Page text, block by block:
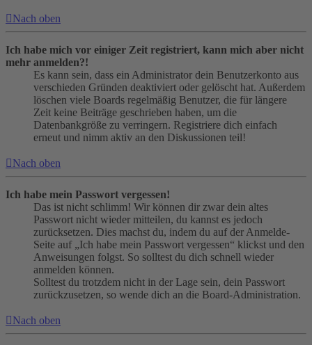
Nach oben
Ich habe mich vor einiger Zeit registriert, kann mich aber nicht
mehr anmelden?!
Es kann sein, dass ein Administrator dein Benutzerkonto aus
verschieden Gründen deaktiviert oder gelöscht hat. Außerdem
löschen viele Boards regelmäßig Benutzer, die für längere
Zeit keine Beiträge geschrieben haben, um die
Datenbankgröße zu verringern. Registriere dich einfach
erneut und nimm aktiv an den Diskussionen teil!
Nach oben
Ich habe mein Passwort vergessen!
Das ist nicht schlimm! Wir können dir zwar dein altes
Passwort nicht wieder mitteilen, du kannst es jedoch
zurücksetzen. Dies machst du, indem du auf der Anmelde-
Seite auf „Ich habe mein Passwort vergessen“ klickst und den
Anweisungen folgst. So solltest du dich schnell wieder
anmelden können.
Solltest du trotzdem nicht in der Lage sein, dein Passwort
zurückzusetzen, so wende dich an die Board-Administration.
Nach oben